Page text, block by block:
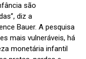
são
diz a
Bauer. A pesquisa
mais vulneráveis, há
monetária infantil